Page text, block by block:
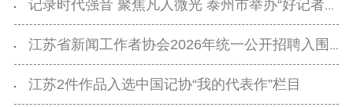
记录时代强音 聚焦凡人微光 泰州市举办“好记者讲好故事”活动
江苏省新闻工作者协会2026年统一公开招聘入围面试人员名单公告
江苏2件作品入选中国记协“我的代表作”栏目